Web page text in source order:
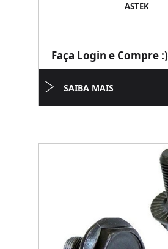
ASTEK
Faça Login e Compre :)
SAIBA MAIS